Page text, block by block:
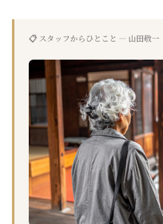
📋 スタッフからひとこと — 山田敬一